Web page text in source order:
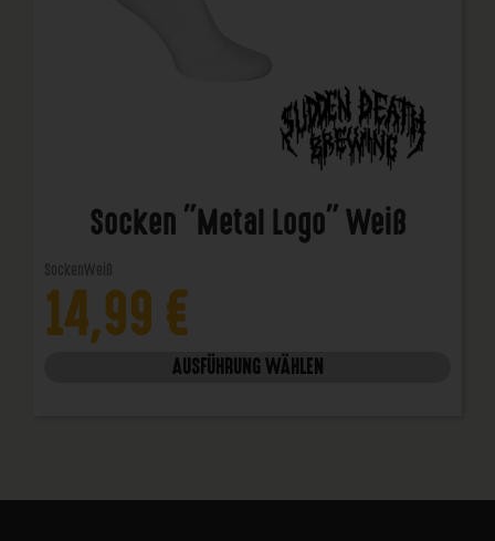
Socken "Metal Logo" Weiß
14,99 €
AUSFÜHRUNG WÄHLEN